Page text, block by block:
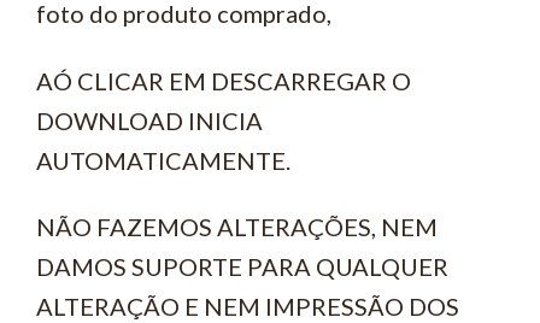
foto do produto comprado,
AÓ CLICAR EM DESCARREGAR O
DOWNLOAD INICIA
AUTOMATICAMENTE.
NÃO FAZEMOS ALTERAÇÕES, NEM
DAMOS SUPORTE PARA QUALQUER
ALTERAÇÃO E NEM IMPRESSÃO DOS